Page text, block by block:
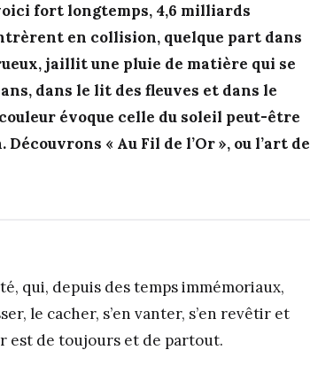
fort longtemps, 4,6 milliards
en collision, quelque part dans
jaillit une pluie de matière qui se
dans le lit des fleuves et dans le
évoque celle du soleil peut-être
« Au Fil de l’Or », ou l’art de
qui, depuis des temps immémoriaux,
le cacher, s’en vanter, s’en revêtir et
est de toujours et de partout.